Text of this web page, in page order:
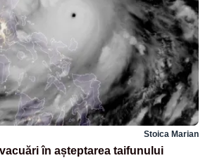
Stoica Marian
în așteptarea taifunului